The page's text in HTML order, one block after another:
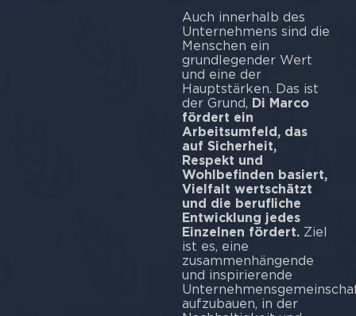
Auch innerhalb des
Unternehmens sind die
Menschen ein
grundlegender Wert
und eine der
Hauptstärken. Das ist
der Grund, Di Marco
fördert ein
Arbeitsumfeld, das
auf Sicherheit,
Respekt und
Wohlbefinden basiert,
Vielfalt wertschätzt
und die berufliche
Entwicklung jedes
Einzelnen fördert.Ziel
ist es, eine
zusammenhängende
und inspirierende
aufzubauen, in der